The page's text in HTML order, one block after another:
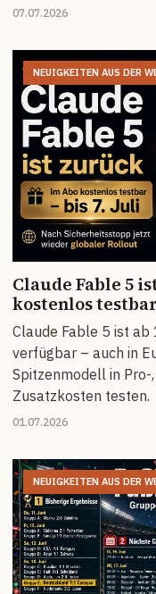
07.07.2026
NEUIGKEITEN AUS DER
Claude Fable 5
kostenlos
Claude Fable 5 ist
verfügbar – auch in
Spitzenmodell in Pro-
Zusatzkosten testen.
01.07.2026
NEUIGKEITEN AUS DER